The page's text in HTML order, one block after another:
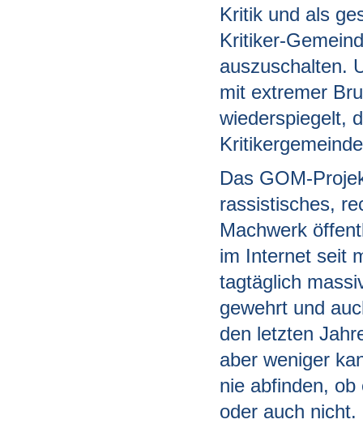
Kritik und als
Kritiker-
auszuschalten.
mit extremer
wiederspiegelt,
Das GOM-
rassistisches,
Machwerk
im Internet seit
tagtäglich
gewehrt und
den letzten
aber weniger
nie abfinden,
oder auch nicht.